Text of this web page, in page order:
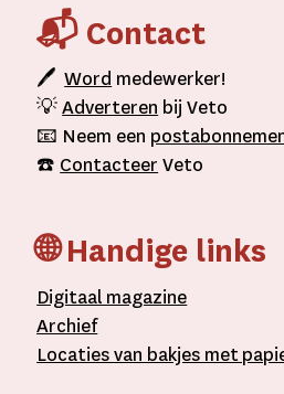
📬 Contact
🖊Word medewerker!
💡Adverteren bij Veto
📧 Neem een
☎️ Contacteer Veto
🌐 Handige links
Digitaal magazine
Archief
Locaties van bakjes met